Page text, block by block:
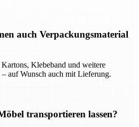
auch Verpackungsmaterial
Klebeband und weitere
auf Wunsch auch mit Lieferung.
transportieren lassen?